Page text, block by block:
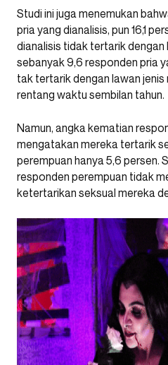
Studi ini juga menemukan
pria yang dianalisis, pun 16,1
dianalisis tidak tertarik dengan
sebanyak 9,6 responden pria
tak tertarik dengan lawan jenis
rentang waktu sembilan tahun.
Namun, angka kematian
mengatakan mereka tertarik
perempuan hanya 5,6 persen.
responden perempuan tidak
ketertarikan seksual mereka